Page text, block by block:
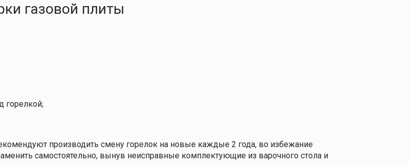
газовой плиты
горелкой;
производить смену горелок на новые каждые 2 года, во избежание
самостоятельно, вынув неисправные комплектующие из варочного стола и